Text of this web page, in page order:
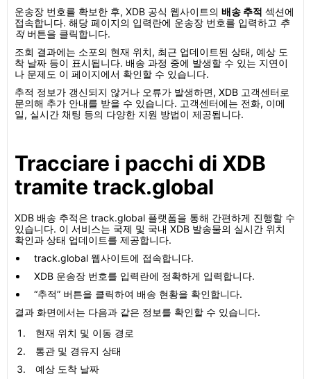
운송장 번호를 확보한 후, XDB 공식 웹사이트의 배송 추적 섹션에
접속합니다. 해당 페이지의 입력란에 운송장 번호를 입력하고 추
적버튼을 클릭합니다.
조회 결과에는 소포의 현재 위치, 최근 업데이트된 상태, 예상 도
착 날짜 등이 표시됩니다. 배송 과정 중에 발생할 수 있는 지연이
나 문제도 이 페이지에서 확인할 수 있습니다.
추적 정보가 갱신되지 않거나 오류가 발생하면, XDB 고객센터로
문의해 추가 안내를 받을 수 있습니다. 고객센터에는 전화, 이메
일, 실시간 채팅 등의 다양한 지원 방법이 제공됩니다.
Tracciare i pacchi di XDB
tramite track.global
XDB 배송 추적은 track.global 플랫폼을 통해 간편하게 진행할 수
있습니다. 이 서비스는 국제 및 국내 XDB 발송물의 실시간 위치
확인과 상태 업데이트를 제공합니다.
track.global 웹사이트에 접속합니다.
XDB 운송장 번호를 입력란에 정확하게 입력합니다.
“추적” 버튼을 클릭하여 배송 현황을 확인합니다.
결과 화면에서는 다음과 같은 정보를 확인할 수 있습니다.
현재 위치 및 이동 경로
통관 및 경유지 상태
예상 도착 날짜